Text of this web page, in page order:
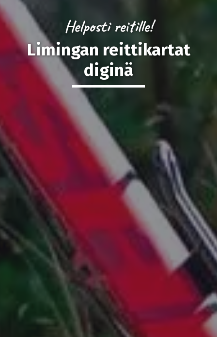
Helposti reitille!
Limingan reittikartat
diginä